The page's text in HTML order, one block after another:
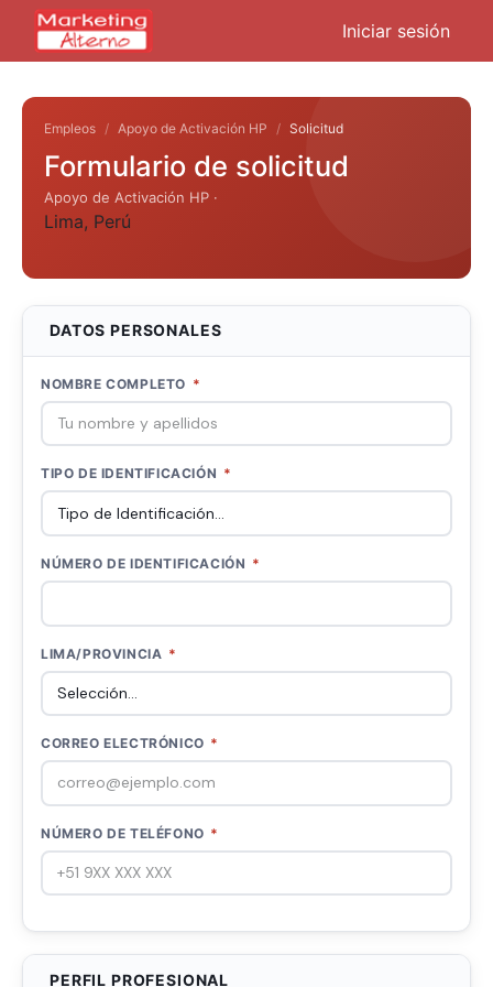
Iniciar sesión
Empleos Apoyo de Activación HP Solicitud
Formulario de solicitud
Apoyo de Activación HP ·
Lima, Perú
DATOS PERSONALES
NOMBRE COMPLETO *
TIPO DE IDENTIFICACIÓN *
NÚMERO DE IDENTIFICACIÓN *
LIMA/PROVINCIA *
CORREO ELECTRÓNICO *
NÚMERO DE TELÉFONO *
PERFIL PROFESIONAL